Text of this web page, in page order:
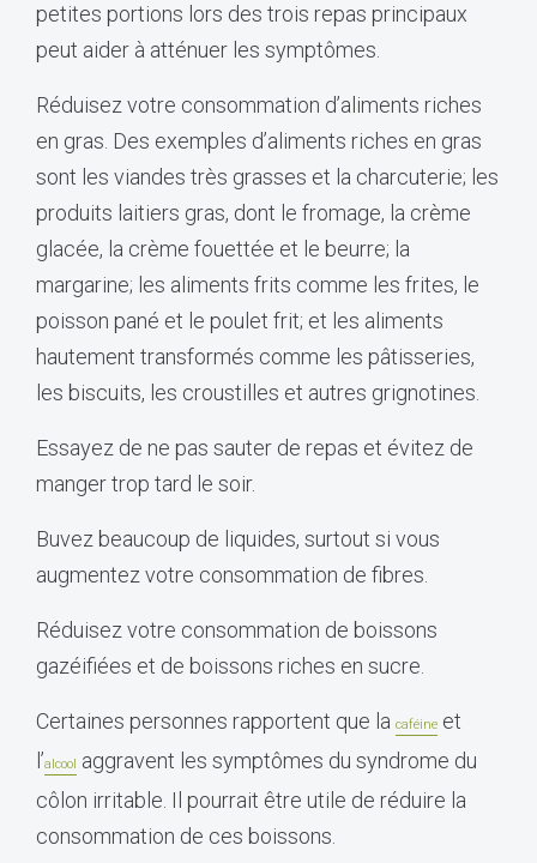
petites portions lors des trois repas principaux
peut aider à atténuer les symptômes.
Réduisez votre consommation d’aliments riches
en gras. Des exemples d’aliments riches en gras
sont les viandes très grasses et la charcuterie; les
produits laitiers gras, dont le fromage, la crème
glacée, la crème fouettée et le beurre; la
margarine; les aliments frits comme les frites, le
poisson pané et le poulet frit; et les aliments
hautement transformés comme les pâtisseries,
les biscuits, les croustilles et autres grignotines.
Essayez de ne pas sauter de repas et évitez de
manger trop tard le soir.
Buvez beaucoup de liquides, surtout si vous
augmentez votre consommation de fibres.
Réduisez votre consommation de boissons
gazéifiées et de boissons riches en sucre.
Certaines personnes rapportent que la caféine et
l’alcool
aggravent les symptômes du syndrome du
côlon irritable. Il pourrait être utile de réduire la
consommation de ces boissons.